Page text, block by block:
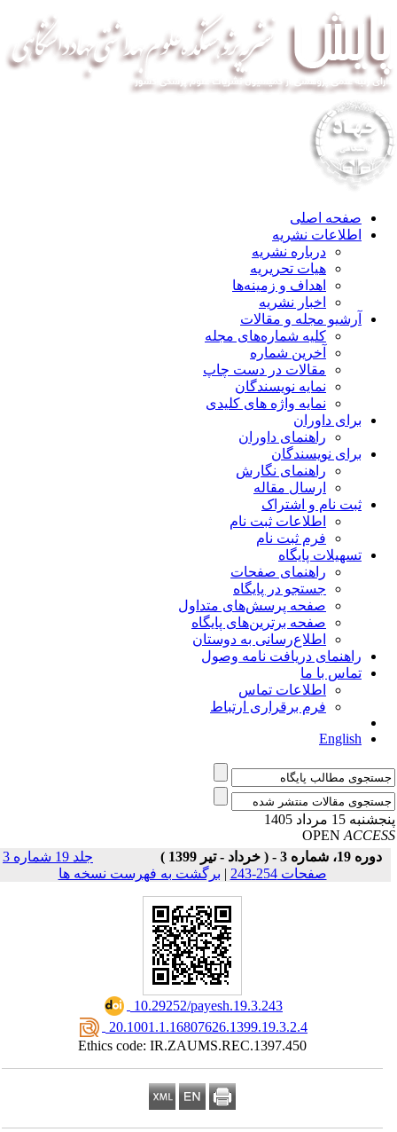
صفحه اصلی
اطلاعات نشریه
درباره نشریه
هیات تحریریه
اهداف و زمینه‌ها
اخبار نشریه
آرشیو مجله و مقالات
کلیه شماره‌های مجله
آخرین شماره
مقالات در دست چاپ
نمایه نویسندگان
نمایه واژه های کلیدی
برای داوران
راهنمای داوران
برای نویسندگان
راهنمای نگارش
ارسال مقاله
ثبت نام و اشتراک
اطلاعات ثبت نام
فرم ثبت نام
تسهیلات پایگاه
راهنمای صفحات
جستجو در پایگاه
صفحه پرسش‌های متداول
صفحه برترین‌های پایگاه
اطلاع‌رسانی به دوستان
راهنمای دریافت نامه وصول
تماس با ما
اطلاعات تماس
فرم برقراری ارتباط
English
15 مرداد 1405
OPEN
دوره 19، شماره 3 - ( خرداد - تیر 1399 )
جلد 19 شماره 3
صفحات 254-243
| برگشت به فهرست نسخه ها
‎ 10.29252/payesh.19.3.243
‎ 20.1001.1.16807626.1399.19.3.2.4
Ethics code: IR.ZAUMS.REC.1397.450